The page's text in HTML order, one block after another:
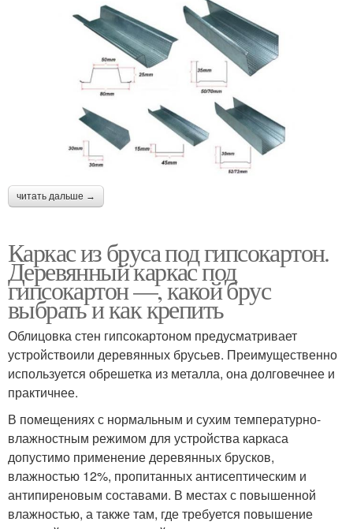
читать дальше →
Каркас из бруса под гипсокартон.
Деревянный каркас под
гипсокартон —, какой брус
выбрать и как крепить
Облицовка стен гипсокартоном предусматривает
устройствоили деревянных брусьев. Преимущественно
используется обрешетка из металла, она долговечнее и
практичнее.
В помещениях с нормальным и сухим температурно-
влажностным режимом для устройства каркаса
допустимо применение деревянных брусков,
влажностью 12%, пропитанных антисептическим и
антипиреновым составами. В местах с повышенной
влажностью, а также там, где требуется повышение